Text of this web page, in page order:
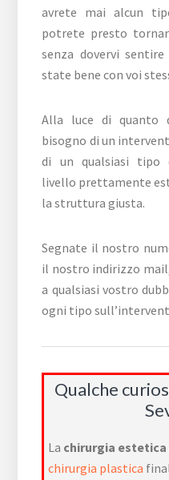
avrete mai alcun
potrete presto
senza dovervi
state bene con voi
Alla luce di quanto
bisogno di un
di un qualsiasi tipo
livello prettamente
la struttura giusta.
Segnate il nostro
il nostro indirizzo
a qualsiasi vostro
ogni tipo
Qualche
La chirurgia estetica
chirurgia plastica